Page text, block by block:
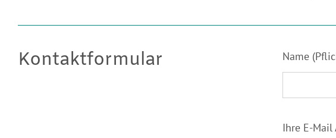
Kontaktformular Name
Ihre E-